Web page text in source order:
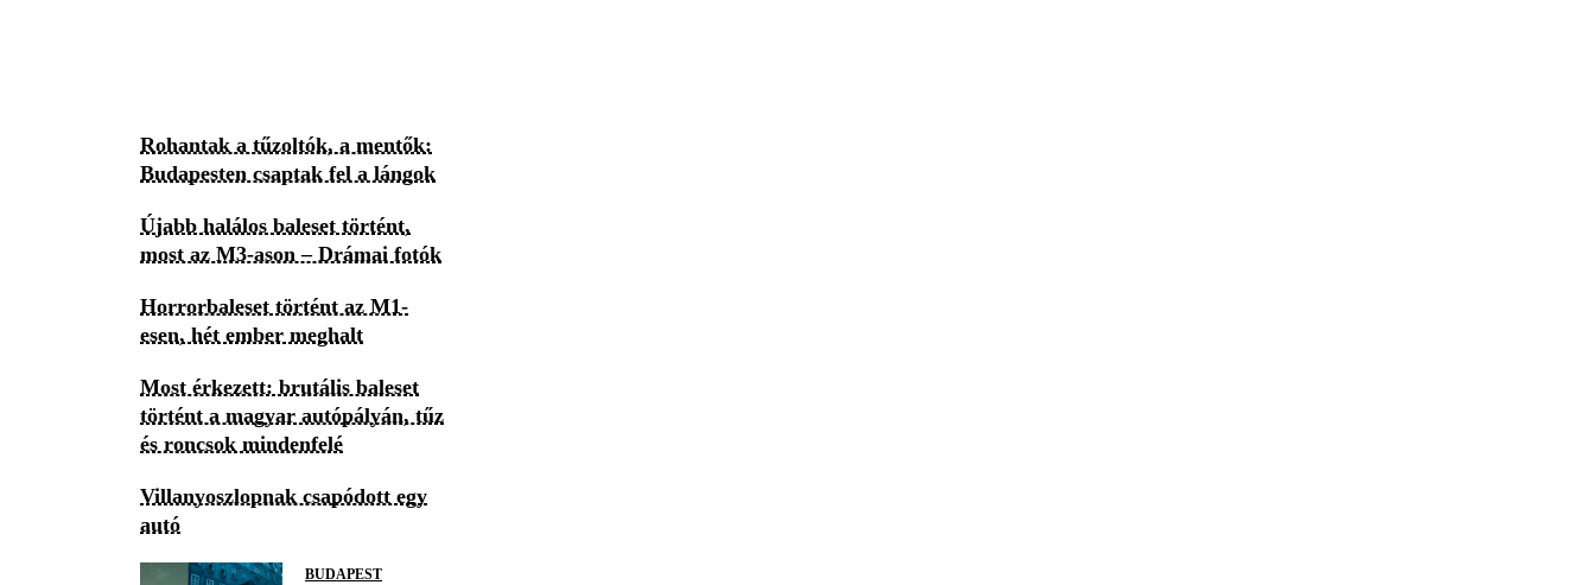
Rohantak a tűzoltók, a mentők:
Budapesten csaptak fel a lángok
Újabb halálos baleset történt,
most az M3-ason – Drámai fotók
Horrorbaleset történt az M1-
esen, hét ember meghalt
Most érkezett: brutális baleset
történt a magyar autópályán, tűz
és roncsok mindenfelé
Villanyoszlopnak csapódott egy
autó
BUDAPEST